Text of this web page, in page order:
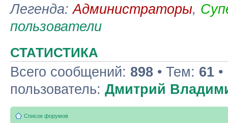
Легенда:Администраторы,
пользователи
СТАТИСТИКА
Всего сообщений: 898 • Тем: 61
пользователь: Дмитрий
Список форумов